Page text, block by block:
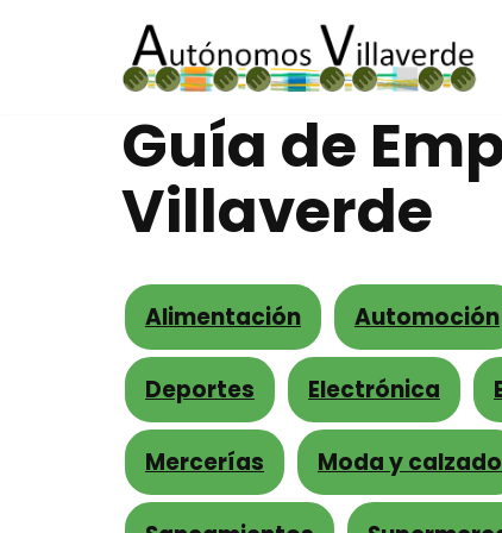
Guía de
Villaverde
Alimentación Automoción
Deportes Electrónica
Mercerías Moda y calzado